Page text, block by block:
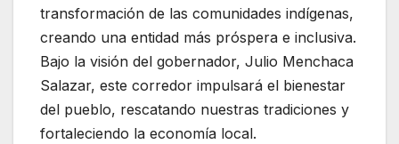
transformación de las comunidades indígenas,
creando una entidad más próspera e inclusiva.
Bajo la visión del gobernador, Julio Menchaca
Salazar, este corredor impulsará el bienestar
del pueblo, rescatando nuestras tradiciones y
fortaleciendo la economía local.